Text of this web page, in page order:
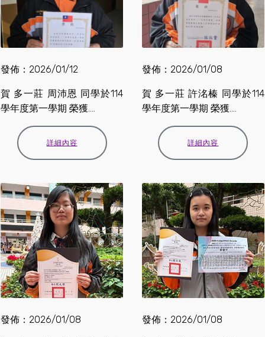
發佈：2026/01/12
賀 多一莊 周沛恩 同學於114
學年度第一學期 榮獲....
詳細內容
發佈：2026/01/08
賀 多一莊 許洺榛 同學於114
學年度第一學期 榮獲....
詳細內容
發佈：2026/01/08 發佈：2026/01/08